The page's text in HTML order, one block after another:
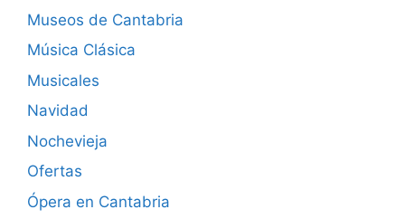
Museos de Cantabria
Música Clásica
Musicales
Navidad
Nochevieja
Ofertas
Ópera en Cantabria